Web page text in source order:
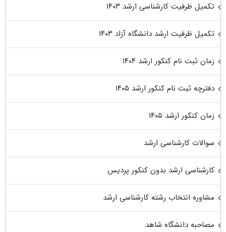
تکمیل ظرفیت کارشناسی ارشد ۱۴۰۳
تکمیل ظرفیت ارشد دانشگاه آزاد ۱۴۰۳
زمان ثبت نام کنکور ارشد ۱۴۰۴
دفترچه ثبت نام کنکور ارشد ۱۴۰۵
زمان کنکور ارشد ۱۴۰۵
سوالات کارشناسی ارشد
کارشناسی ارشد بدون کنکور پردیس
مشاوره انتخاب رشته کارشناسی ارشد
مصاحبه دانشگاه شاهد